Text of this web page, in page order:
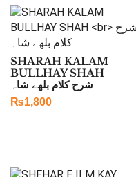
SHARAH KALAM
BULLHAY SHAH
شرح کلام بلھے شاہ
₨1,800